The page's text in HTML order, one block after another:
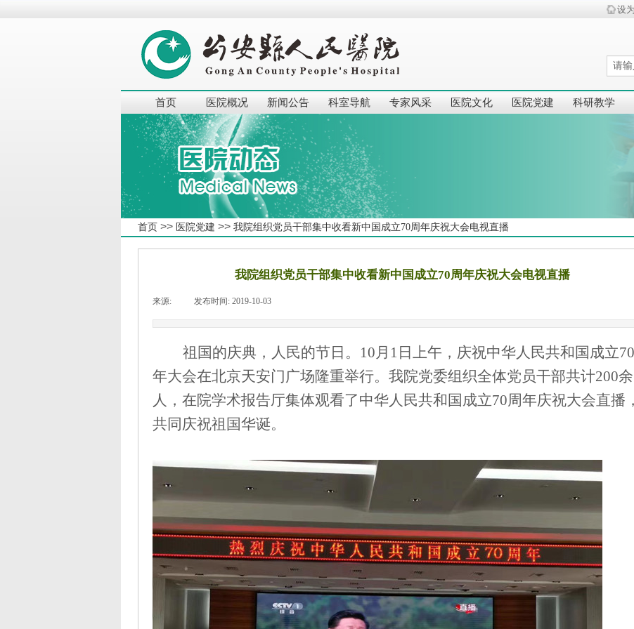
设
首页 医院概况 新闻公告 科室导航 专家风采 医院文化 医院党建 科研教学
首页 >> 医院党建 >> 我院组织党员干部集中收看新中国成立70周年庆祝大会电视直播
我院组织党员干部集中收看新中国成立70周年庆祝大会电视直播
来源: 发布时间: 2019-10-03
祖国的庆典，人民的节日。 10月1日上午，庆祝中华人民共和国成立
年大会在北京天安门广场隆重举行。我院党委组织全体党员干部共计200余
人，在院学术报告厅集体观看了中华人民共和国成立70周年庆祝大会直播，
共同庆祝祖国华诞。